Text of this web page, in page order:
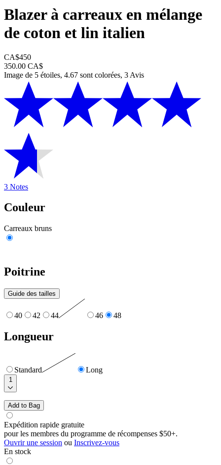
Blazer à carreaux en mélange
de coton et lin italien
CA$450
350.00 CA$
Image de 5 étoiles, 4.67 sont colorées, 3 Avis
3 Notes
Couleur
Carreaux bruns
Poitrine
Guide des tailles
40 42 44 46 48
Longueur
Standard Long
1
Add to Bag
Expédition rapide gratuite
pour les membres du programme de récompenses $50+.
Ouvrir une session ou Inscrivez-vous
En stock